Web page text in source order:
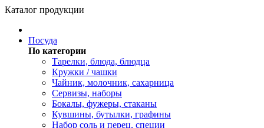
Каталог продукции
Посуда
По категории
Тарелки, блюда, блюдца
Кружки / чашки
Чайник, молочник, сахарница
Сервизы, наборы
Бокалы, фужеры, стаканы
Кувшины, бутылки, графины
Набор соль и перец, специи